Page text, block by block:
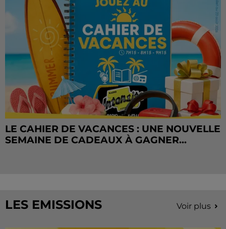
LE CAHIER DE VACANCES : UNE NOUVELLE
SEMAINE DE CADEAUX À GAGNER...
LES EMISSIONS Voir plus